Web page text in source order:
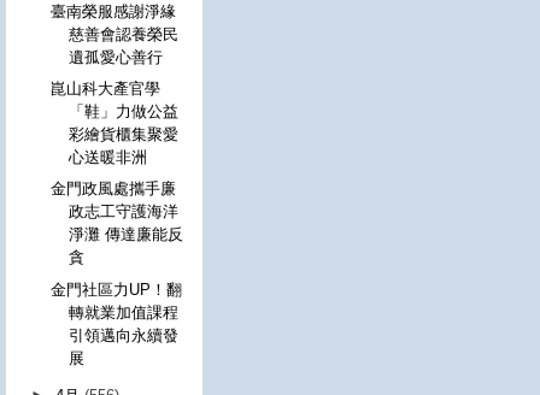
臺南榮服感謝淨緣
慈善會認養榮民
遺孤愛心善行
崑山科大產官學
「鞋」力做公益
彩繪貨櫃集聚愛
心送暖非洲
金門政風處攜手廉
政志工守護海洋
淨灘 傳達廉能反
貪
金門社區力UP！翻
轉就業加值課程
引領邁向永續發
展